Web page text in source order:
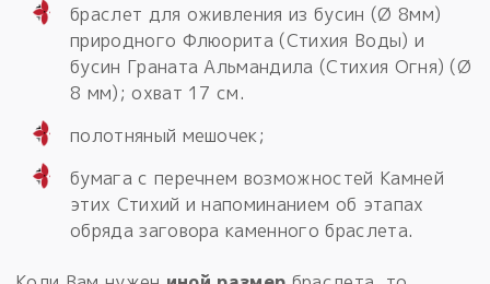
браслет для оживления из бусин (Ø 8мм)
природного Флюорита (Стихия Воды) и
бусин Граната Альмандила (Стихия Огня) (Ø
8 мм); охват 17 см.
полотняный мешочек;
бумага с перечнем возможностей Камней
этих Стихий и напоминанием об этапах
обряда заговора каменного браслета.